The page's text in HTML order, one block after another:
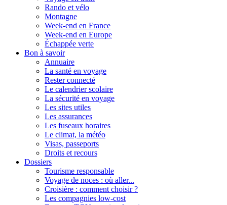
Rando et vélo
Montagne
Week-end en France
Week-end en Europe
Échappée verte
Bon à savoir
Annuaire
La santé en voyage
Rester connecté
Le calendrier scolaire
La sécurité en voyage
Les sites utiles
Les assurances
Les fuseaux horaires
Le climat, la météo
Visas, passeports
Droits et recours
Dossiers
Tourisme responsable
Voyage de noces : où aller...
Croisière : comment choisir ?
Les compagnies low-cost